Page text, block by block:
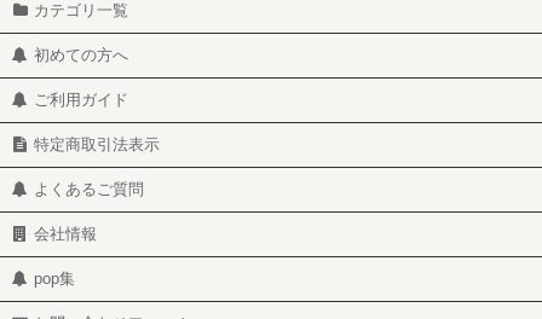
カテゴリ一覧
初めての方へ
ご利用ガイド
特定商取引法表示
よくあるご質問
会社情報
pop集